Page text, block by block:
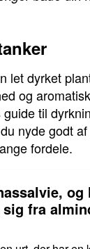
let dyrket
og
til
nyde godt
fordele.
og
fra